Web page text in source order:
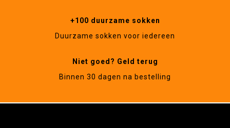
+100 duurzame sokken
Duurzame sokken voor iedereen
Niet goed? Geld terug
Binnen 30 dagen na bestelling